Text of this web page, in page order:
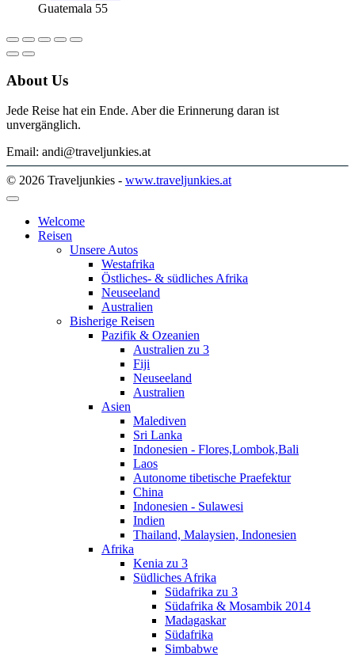
Guatemala 55
About Us
Jede Reise hat ein Ende. Aber die Erinnerung daran ist
unvergänglich.
Email: andi@traveljunkies.at
© 2026 Traveljunkies - www.traveljunkies.at
Welcome
Reisen
Unsere Autos
Westafrika
Östliches- & südliches Afrika
Neuseeland
Australien
Bisherige Reisen
Pazifik & Ozeanien
Australien zu 3
Fiji
Neuseeland
Australien
Asien
Malediven
Sri Lanka
Indonesien - Flores,Lombok,Bali
Laos
Autonome tibetische Praefektur
China
Indonesien - Sulawesi
Indien
Thailand, Malaysien, Indonesien
Afrika
Kenia zu 3
Südliches Afrika
Südafrika zu 3
Südafrika & Mosambik 2014
Madagaskar
Südafrika
Simbabwe